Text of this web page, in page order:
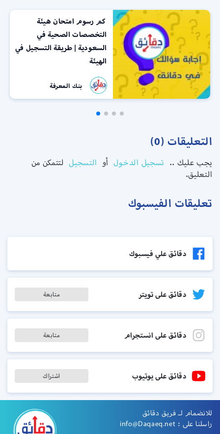
كم رسوم امتحان هيئة
التخصصات الصحية في
السعودية | طريقة التسجيل في
الهيئة
بنك المعرفة
التعليقات (0)
يجب عليك .. تسجيل الدخول أو التسجيل لتتمكن من
التعليق.
تعليقات الفيسبوك
دقائق علي فيسبوك
دقائق على تويتر متابعة
دقائق على انستجرام متابعة
دقائق على يوتيوب اشتراك
للانضمام لـ فريق دقائق
راسلنا على : info@Daqaeq.net